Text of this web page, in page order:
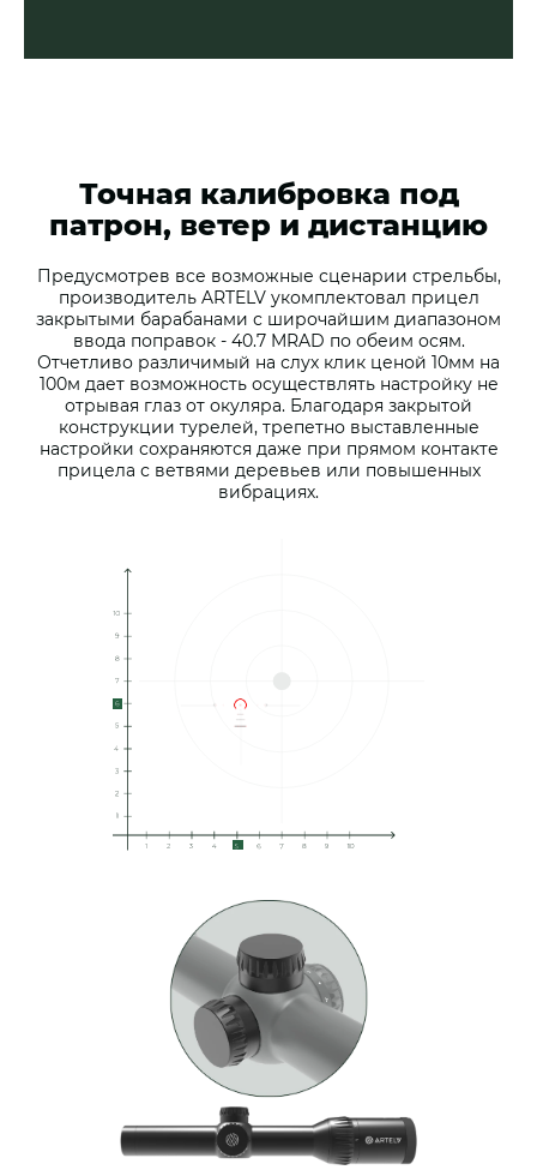
Точная калибровка под
патрон, ветер и дистанцию
Предусмотрев все возможные сценарии стрельбы,
производитель ARTELV укомплектовал прицел
закрытыми барабанами с широчайшим диапазоном
ввода поправок - 40.7 MRAD по обеим осям.
Отчетливо различимый на слух клик ценой 10мм на
100м дает возможность осуществлять настройку не
отрывая глаз от окуляра. Благодаря закрытой
конструкции турелей, трепетно выставленные
настройки сохраняются даже при прямом контакте
прицела с ветвями деревьев или повышенных
вибрациях.